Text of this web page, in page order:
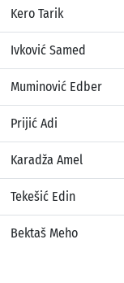
Kero Tarik
Ivković Samed
Muminović Edber
Prijić Adi
Karadža Amel
Tekešić Edin
Bektaš Meho